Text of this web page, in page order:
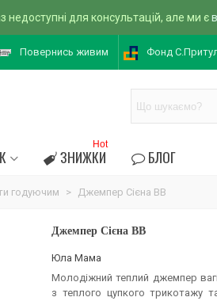
недоступні для консультацій, але ми є
Повернись живим Фонд
ЗНИЖКИ
Hot
БЛОГ
годуючим > Джемпер Сієна BB
Джемпер Сієна BB
Юла Мама
Молодіжний теплий джемпер
з теплого цупкого трикотажу